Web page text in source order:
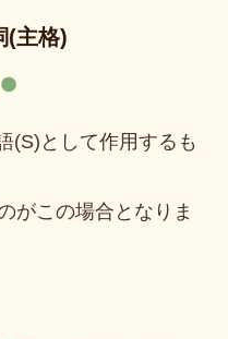
(主格)
(S)として作用するも
がこの場合となりま